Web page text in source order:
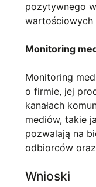
pozytywnego
wartościowych
Monitoring
Monitoring
o firmie, jej
kanałach
mediów, takie
pozwalają na
odbiorców
Wnioski